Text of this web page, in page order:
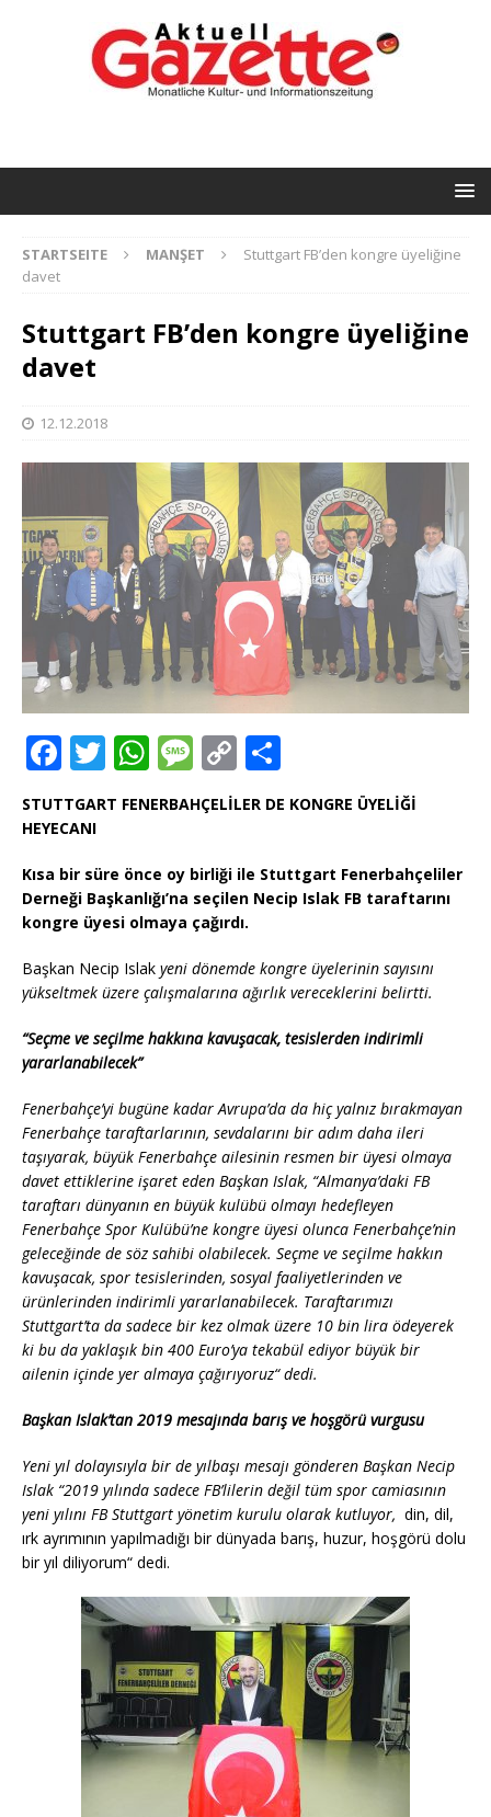
STARTSEITE MANŞET
Stuttgart FB’den kongre üyeliğine
davet
Stuttgart FB’den kongre üyeliğine
davet
12.12.2018
F
a
c
e
b
o
o
k
T
w
it
te
r
W
h
at
A
p
p
M
e
ss
a
g
e
C
o
p
y
Li
n
k
ei
le
n
STUTTGART FENERBAHÇELİLER DE KONGRE ÜYELİĞİ
HEYECANI
Kısa bir süre önce oy birliği ile Stuttgart Fenerbahçeliler
Derneği Başkanlığı’na seçilen Necip Islak FB taraftarını
kongre üyesi olmaya çağırdı.
Başkan Necip Islak yeni dönemde kongre üyelerinin sayısını
yükseltmek üzere çalışmalarına ağırlık vereceklerini belirtti.
“Seçme ve seçilme hakkına kavuşacak, tesislerden indirimli
yararlanabilecek”
Fenerbahçe’yi bugüne kadar Avrupa’da da hiç yalnız bırakmayan
Fenerbahçe taraftarlarının, sevdalarını bir adım daha ileri
taşıyarak, büyük Fenerbahçe ailesinin resmen bir üyesi olmaya
davet ettiklerine işaret eden Başkan Islak, “Almanya’daki FB
taraftarı dünyanın en büyük kulübü olmayı hedefleyen
Fenerbahçe Spor Kulübü’ne kongre üyesi olunca Fenerbahçe’nin
geleceğinde de söz sahibi olabilecek. Seçme ve seçilme hakkın
kavuşacak, spor tesislerinden, sosyal faaliyetlerinden ve
ürünlerinden indirimli yararlanabilecek. Taraftarımızı
Stuttgart’ta da sadece bir kez olmak üzere 10 bin lira ödeyerek
ki bu da yaklaşık bin 400 Euro’ya tekabül ediyor büyük bir
ailenin içinde yer almaya çağırıyoruz“ dedi.
Başkan Islak’tan 2019 mesajında barış ve hoşgörü vurgusu
Yeni yıl dolayısıyla bir de yılbaşı mesajı gönderen Başkan Necip
Islak “2019 yılında sadece FB’lilerin değil tüm spor camiasının
yeni yılını FB Stuttgart yönetim kurulu olarak kutluyor, din, dil,
ırk ayrımının yapılmadığı bir dünyada barış, huzur, hoşgörü dolu
bir yıl diliyorum“ dedi.